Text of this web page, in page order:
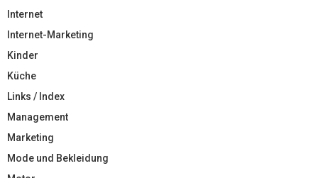
Internet
Internet-Marketing
Kinder
Küche
Links / Index
Management
Marketing
Mode und Bekleidung